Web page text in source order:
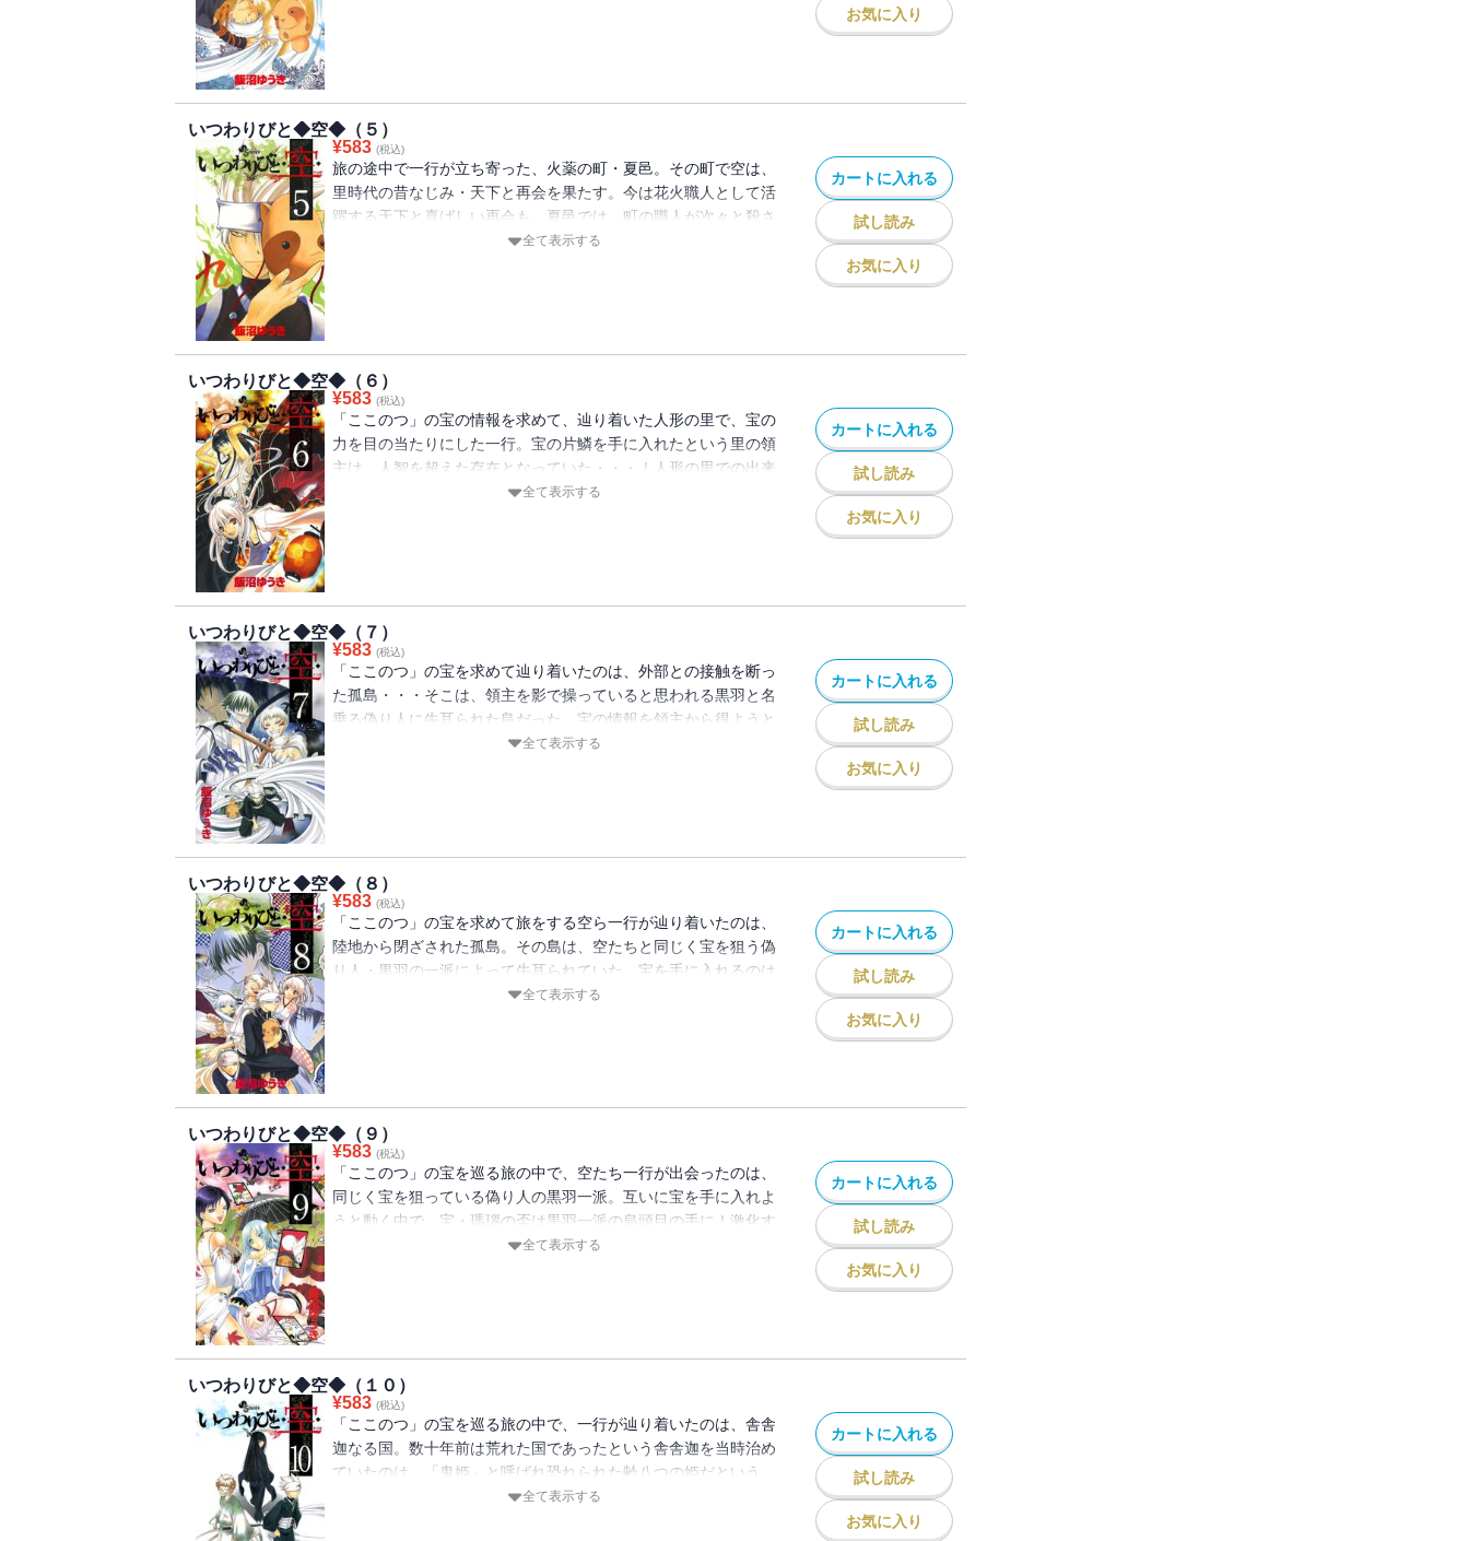
お気に入り
いつわりびと◆空◆（５）
¥583 (税込)
旅の途中で一行が立ち寄った、火薬の町・夏邑。その町で空は、
里時代の昔なじみ・天下と再会を果たす。今は花火職人として活
躍する天下と喜ばしい再会も、夏邑では、町の職人が次々と殺さ
れるという怪事件が起きていた。そんな中、空たちが招かれた天
全て表示する
カートに入れる
試し読み
お気に入り
いつわりびと◆空◆（６）
¥583 (税込)
「ここのつ」の宝の情報を求めて、辿り着いた人形の里で、宝の
力を目の当たりにした一行。宝の片鱗を手に入れたという里の領
主は、人智を超えた存在となっていた・・・！人形の里での出来
事を通じ、ますます「ここのつ」の宝に興味を持った空は、次な
全て表示する
カートに入れる
試し読み
お気に入り
いつわりびと◆空◆（７）
¥583 (税込)
「ここのつ」の宝を求めて辿り着いたのは、外部との接触を断っ
た孤島・・・そこは、領主を影で操っていると思われる黒羽と名
乗る偽り人に牛耳られた島だった。宝の情報を領主から得ようと
考えた空は、強固な守りの砦への侵入を考える。協力者を得て、
全て表示する
カートに入れる
試し読み
お気に入り
いつわりびと◆空◆（８）
¥583 (税込)
「ここのつ」の宝を求めて旅をする空ら一行が辿り着いたのは、
陸地から閉ざされた孤島。その島は、空たちと同じく宝を狙う偽
り人・黒羽の一派によって牛耳られていた。宝を手に入れるのは
空か、黒羽か！？それとも・・・！？
全て表示する
カートに入れる
試し読み
お気に入り
いつわりびと◆空◆（９）
¥583 (税込)
「ここのつ」の宝を巡る旅の中で、空たち一行が出会ったのは、
同じく宝を狙っている偽り人の黒羽一派。互いに宝を手に入れよ
うと動く中で、宝・瑪瑙の盃は黒羽一派の烏頭目の手に！激化す
る「ここのつ」争奪戦の中で、次の宝を手に入れるの
全て表示する
カートに入れる
試し読み
お気に入り
いつわりびと◆空◆（１０）
¥583 (税込)
「ここのつ」の宝を巡る旅の中で、一行が辿り着いたのは、舎舎
迦なる国。数十年前は荒れた国であったという舎舎迦を当時治め
ていたのは、「鬼姫」と呼ばれ恐れられた齢八つの姫だという。
街へと入り、情報収集を始めた一行が目にした、その「鬼姫」似
全て表示する
カートに入れる
試し読み
お気に入り